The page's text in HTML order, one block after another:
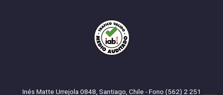
Inés Matte Urrejola 0848, Santiago, Chile - Fono (562) 2 251